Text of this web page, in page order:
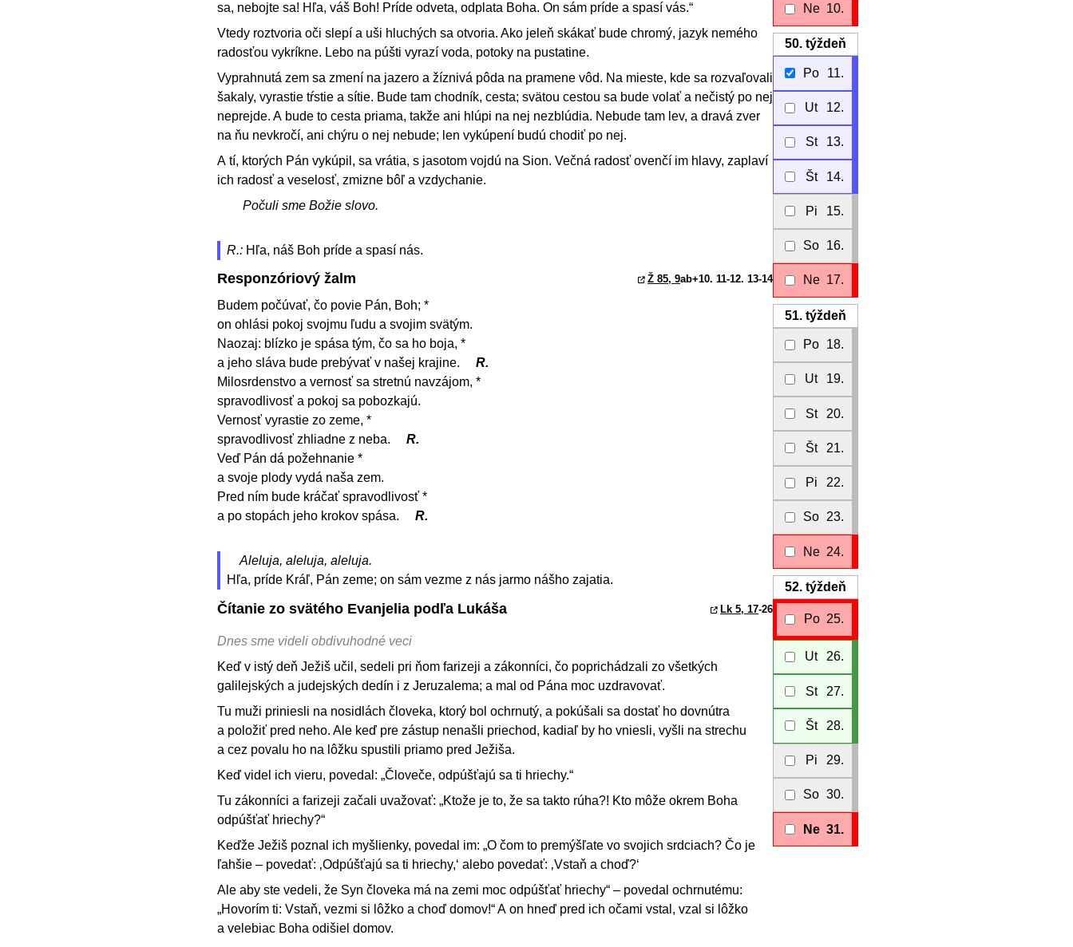
sa, nebojte sa! Hľa, váš Boh! Príde odveta, odplata Boha. On sám príde a spasí vás.“
Vtedy roztvoria oči slepí a uši hluchých sa otvoria. Ako jeleň skákať bude chromý, jazyk nemého
radosťou vykríkne. Lebo na púšti vyrazí voda, potoky na pustatine.
Vyprahnutá zem sa zmení na jazero a žíznivá pôda na pramene vôd. Na mieste, kde sa rozvaľovali
šakaly, vyrastie tŕstie a sítie. Bude tam chodník, cesta; svätou cestou sa bude volať a nečistý po nej
neprejde. A bude to cesta priama, takže ani hlúpi na nej nezblúdia. Nebude tam lev, a dravá zver
na ňu nevkročí, ani chýru o nej nebude; len vykúpení budú chodiť po nej.
A tí, ktorých Pán vykúpil, sa vrátia, s jasotom vojdú na Sion. Večná radosť ovenčí im hlavy, zaplaví
ich radosť a veselosť, zmizne bôľ a vzdychanie.
Počuli sme Božie slovo.
R.: Hľa, náš Boh príde a spasí nás.
Responzóriový žalm Ž 85, 9ab+10. 11-12. 13-14
Budem počúvať, čo povie Pán, Boh; *
on ohlási pokoj svojmu ľudu a svojim svätým.
Naozaj: blízko je spása tým, čo sa ho boja, *
a jeho sláva bude prebývať v našej krajine.
R.
Milosrdenstvo a vernosť sa stretnú navzájom, *
spravodlivosť a pokoj sa pobozkajú.
Vernosť vyrastie zo zeme, *
spravodlivosť zhliadne z neba.
R.
Veď Pán dá požehnanie *
a svoje plody vydá naša zem.
Pred ním bude kráčať spravodlivosť *
a po stopách jeho krokov spása.
R.
Aleluja, aleluja, aleluja.
Hľa, príde Kráľ, Pán zeme; on sám vezme z nás jarmo nášho zajatia.
Čítanie zo svätého Evanjelia podľa Lukáša Lk 5, 17-26
Dnes sme videli obdivuhodné veci
Keď v istý deň Ježiš učil, sedeli pri ňom farizeji a zákonníci, čo poprichádzali zo všetkých
galilejských a judejských dedín i z Jeruzalema; a mal od Pána moc uzdravovať.
Tu muži priniesli na nosidlách človeka, ktorý bol ochrnutý, a pokúšali sa dostať ho dovnútra
a položiť pred neho. Ale keď pre zástup nenašli priechod, kadiaľ by ho vniesli, vyšli na strechu
a cez povalu ho na lôžku spustili priamo pred Ježiša.
Keď videl ich vieru, povedal: „Človeče, odpúšťajú sa ti hriechy.“
Tu zákonníci a farizeji začali uvažovať: „Ktože je to, že sa takto rúha?! Kto môže okrem Boha
odpúšťať hriechy?“
Keďže Ježiš poznal ich myšlienky, povedal im: „O čom to premýšľate vo svojich srdciach? Čo je
ľahšie – povedať: ‚Odpúšťajú sa ti hriechy,‘ alebo povedať: ‚Vstaň a choď?‘
Ale aby ste vedeli, že Syn človeka má na zemi moc odpúšťať hriechy“ – povedal ochrnutému:
„Hovorím ti: Vstaň, vezmi si lôžko a choď domov!“ A on hneď pred ich očami vstal, vzal si lôžko
a velebiac Boha odišiel domov.
Ne 10.
50. týždeň
Po 11.
Ut 12.
St 13.
Št 14.
Pi 15.
So 16.
Ne 17.
51. týždeň
Po 18.
Ut 19.
St 20.
Št 21.
Pi 22.
So 23.
Ne 24.
52. týždeň
Po 25.
Ut 26.
St 27.
Št 28.
Pi 29.
So 30.
Ne 31.